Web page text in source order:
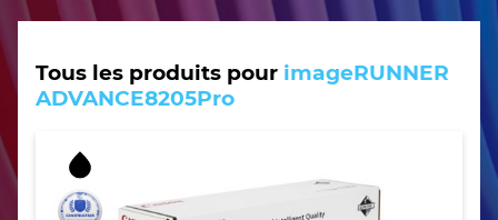
Tous les produits pour imageRUNNER
ADVANCE8205Pro